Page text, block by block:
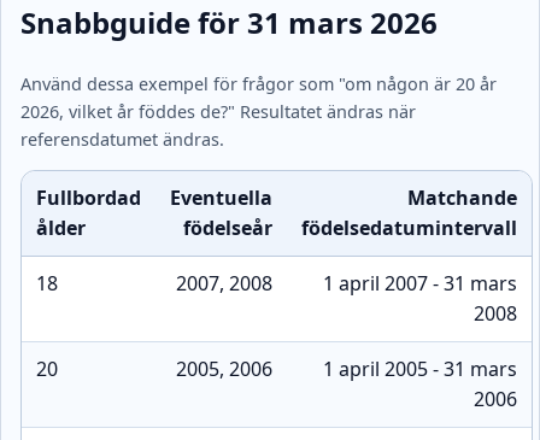
Snabbguide för 31 mars 2026
Använd dessa exempel för frågor som "om någon är 20 år
2026, vilket år föddes de?" Resultatet ändras när
referensdatumet ändras.
Fullbordad
ålder
Eventuella
födelseår
Matchande
födelsedatumintervall
18 2007, 2008
1 april 2007 - 31 mars
2008
20 2005, 2006
1 april 2005 - 31 mars
2006